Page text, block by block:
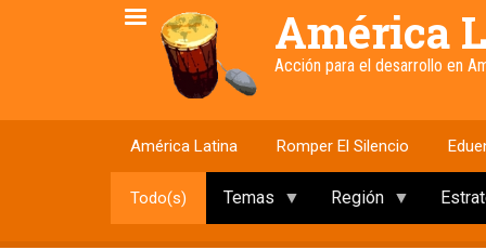
América
Acción para el desarrollo en
América Latina Romper El Silencio
Todo(s) Temas Región